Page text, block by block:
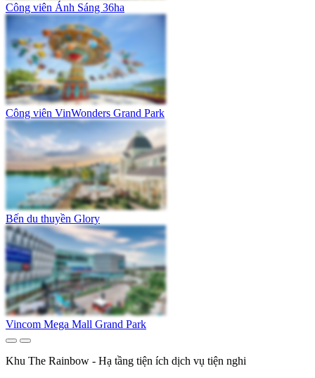
Công viên Ánh Sáng 36ha
Công viên VinWonders Grand Park
Bến du thuyền Glory
Vincom Mega Mall Grand Park
Khu The Rainbow - Hạ tầng tiện ích dịch vụ tiện nghi